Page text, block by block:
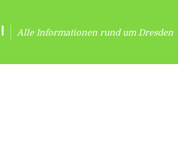
Alle Informationen rund um Dresden